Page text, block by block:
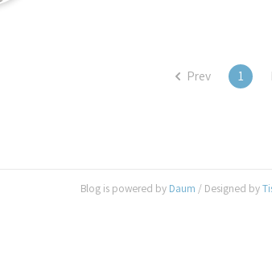
Micro가 최근 분석한 결과에 따르면, 토렌토
Prev 1
Blog is powered by Daum / Designed by